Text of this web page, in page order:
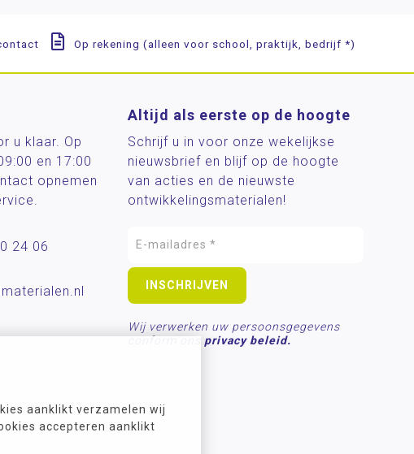
aanklikt verzamelen wij
accepteren aanklikt
Op rekening (alleen voor school, praktijk, bedrijf *)
u klaar. Op
en 17:00
opnemen
24 06
Altijd als eerste op de hoogte
Schrijf u in voor onze wekelijkse
nieuwsbrief en blijf op de hoogte
van acties en de nieuwste
ontwikkelingsmaterialen!
Wij verwerken uw persoonsgegevens
conform ons privacy beleid.